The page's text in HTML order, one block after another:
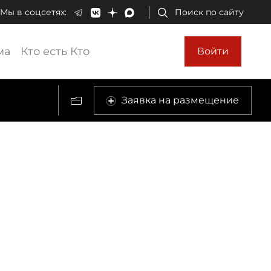
Мы в соцсетях: Поиск по сайту
Кто есть Кто Войти
Заявка на размещение